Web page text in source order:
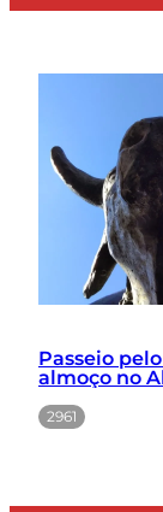
Passeio
almoço no
2961